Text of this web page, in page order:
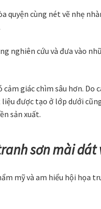
quyện cùng nét vẽ nhẹ
cứu và đưa vào
giác chìm sâu hơn.
được tạo ở lớp dưới
sản xuất.
sơn mài dát
mỹ và am hiểu hội họa